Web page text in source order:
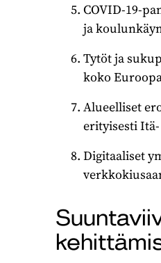
COVID-19-
ja
Tytöt ja
koko
Alueelliset
erityisesti
Digitaaliset